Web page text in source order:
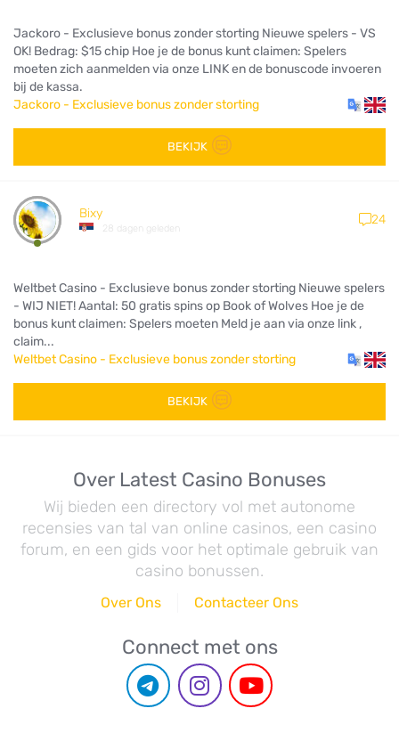
Jackoro - Exclusieve bonus zonder storting Nieuwe spelers - VS
OK! Bedrag: $15 chip Hoe je de bonus kunt claimen: Spelers
moeten zich aanmelden via onze LINK en de bonuscode invoeren
bij de kassa.
Jackoro - Exclusieve bonus zonder storting
BEKIJK
Bixy
28 dagen geleden
24
Weltbet Casino - Exclusieve bonus zonder storting Nieuwe spelers
- WIJ NIET! Aantal: 50 gratis spins op Book of Wolves Hoe je de
bonus kunt claimen: Spelers moeten Meld je aan via onze link ,
claim...
Weltbet Casino - Exclusieve bonus zonder storting
BEKIJK
Over Latest Casino Bonuses
Wij bieden een directory vol met autonome
recensies van tal van online casinos, een casino
forum, en een gids voor het optimale gebruik van
casino bonussen.
Over Ons Contacteer Ons
Connect met ons